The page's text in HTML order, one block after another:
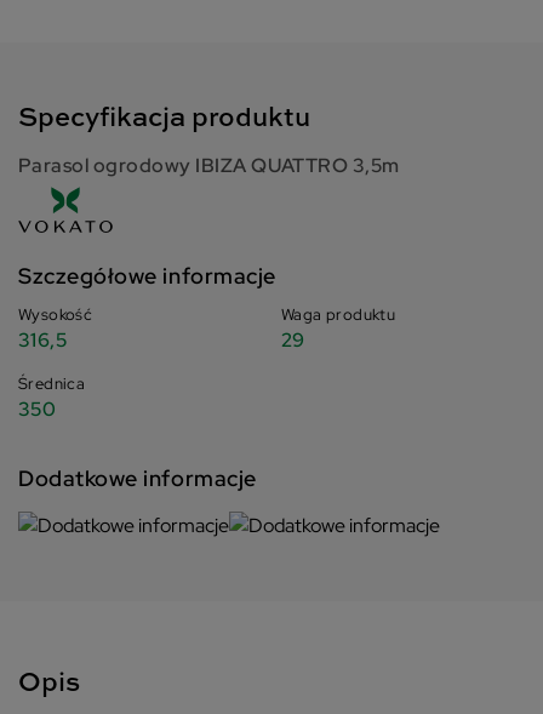
Specyfikacja produktu
Parasol ogrodowy IBIZA QUATTRO 3,5m
Szczegółowe informacje
Wysokość
316,5
Średnica
350
Waga produktu
29
Dodatkowe informacje
Opis